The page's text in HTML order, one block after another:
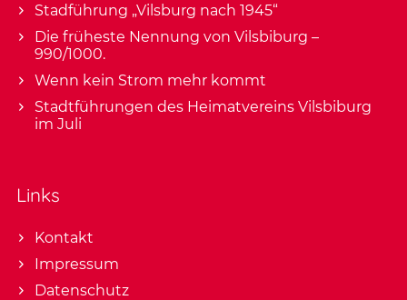
Stadführung „Vilsburg nach 1945“
Die früheste Nennung von Vilsbiburg –
990/1000.
Wenn kein Strom mehr kommt
Stadtführungen des Heimatvereins Vilsbiburg
im Juli
Links
Kontakt
Impressum
Datenschutz